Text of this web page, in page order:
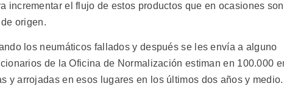
incrementar el flujo de estos productos que en ocasiones son
origen.
los neumáticos fallados y después se les envía a alguno
de la Oficina de Normalización estiman en 100.000
y arrojadas en esos lugares en los últimos dos años y medio.